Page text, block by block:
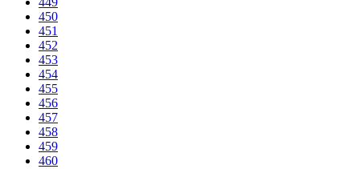
450
451
452
453
454
455
456
457
458
459
460